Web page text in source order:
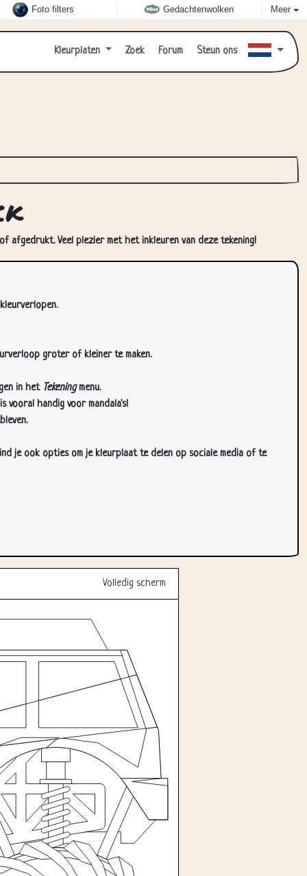
Foto filters Gedachtenwolken Meer
Kleurplaten Zoek Forum Steun ons
Veel plezier met het inkleuren van deze tekening!
groter of kleiner te maken.
in het Tekeningmenu.
vooral handig voor mandala's!
je ook opties om je kleurplaat te delen op sociale media of te
Volledig scherm